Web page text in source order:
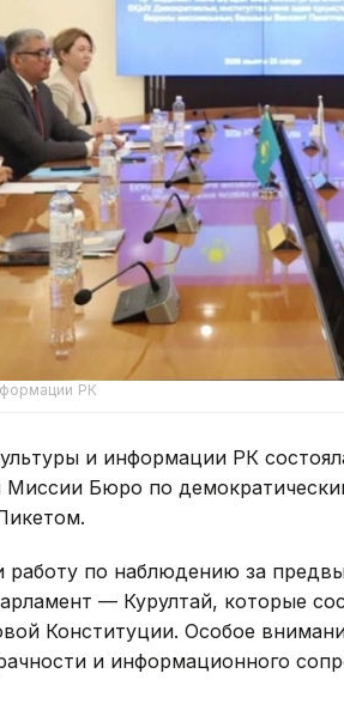
РК
и информации РК
Миссии Бюро по
работу по наблюдению за
— Курултай, которые
Конституции. Особое
и информационного